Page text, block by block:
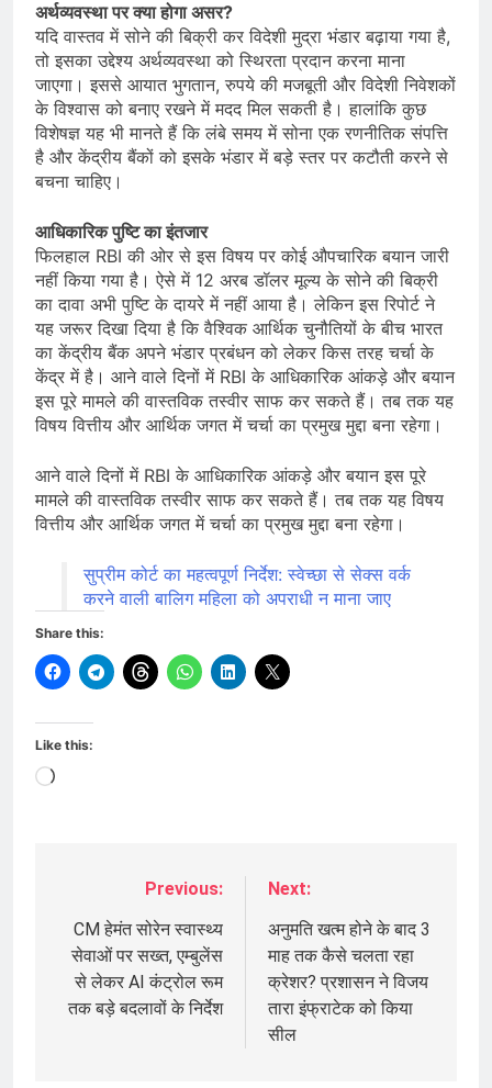
अर्थव्यवस्था पर क्या होगा असर?
यदि वास्तव में सोने की बिक्री कर विदेशी मुद्रा भंडार बढ़ाया गया है,
तो इसका उद्देश्य अर्थव्यवस्था को स्थिरता प्रदान करना माना
जाएगा। इससे आयात भुगतान, रुपये की मजबूती और विदेशी निवेशकों
के विश्वास को बनाए रखने में मदद मिल सकती है। हालांकि कुछ
विशेषज्ञ यह भी मानते हैं कि लंबे समय में सोना एक रणनीतिक संपत्ति
है और केंद्रीय बैंकों को इसके भंडार में बड़े स्तर पर कटौती करने से
बचना चाहिए।
आधिकारिक पुष्टि का इंतजार
फिलहाल RBI की ओर से इस विषय पर कोई औपचारिक बयान जारी
नहीं किया गया है। ऐसे में 12 अरब डॉलर मूल्य के सोने की बिक्री
का दावा अभी पुष्टि के दायरे में नहीं आया है। लेकिन इस रिपोर्ट ने
यह जरूर दिखा दिया है कि वैश्विक आर्थिक चुनौतियों के बीच भारत
का केंद्रीय बैंक अपने भंडार प्रबंधन को लेकर किस तरह चर्चा के
केंद्र में है। आने वाले दिनों में RBI के आधिकारिक आंकड़े और बयान
इस पूरे मामले की वास्तविक तस्वीर साफ कर सकते हैं। तब तक यह
विषय वित्तीय और आर्थिक जगत में चर्चा का प्रमुख मुद्दा बना रहेगा।
आने वाले दिनों में RBI के आधिकारिक आंकड़े और बयान इस पूरे
मामले की वास्तविक तस्वीर साफ कर सकते हैं। तब तक यह विषय
वित्तीय और आर्थिक जगत में चर्चा का प्रमुख मुद्दा बना रहेगा।
सुप्रीम कोर्ट का महत्वपूर्ण निर्देश: स्वेच्छा से सेक्स वर्क
करने वाली बालिग महिला को अपराधी न माना जाए
Share this:
Like this:
Loading…
navigation
Previous:
CM हेमंत सोरेन स्वास्थ्य
सेवाओं पर सख्त, एम्बुलेंस
से लेकर AI कंट्रोल रूम
तक बड़े बदलावों के निर्देश
Next:
अनुमति खत्म होने के बाद 3
माह तक कैसे चलता रहा
क्रेशर? प्रशासन ने विजय
तारा इंफ्राटेक को किया
सील